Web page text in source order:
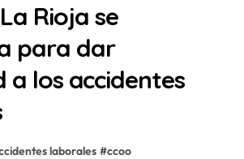
Rioja se
para dar
a los accidentes
laborales #ccoo